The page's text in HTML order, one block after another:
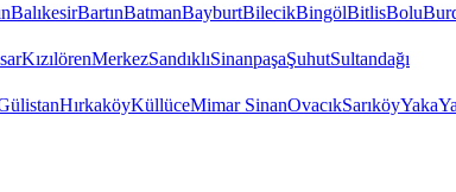
BalıkesirBartınBatmanBayburtBilecikBingölBitlisBolu
KızılörenMerkezSandıklıSinanpaşaŞuhutSultandağı
HırkaköyKüllüceMimar SinanOvacıkSarıköyYaka